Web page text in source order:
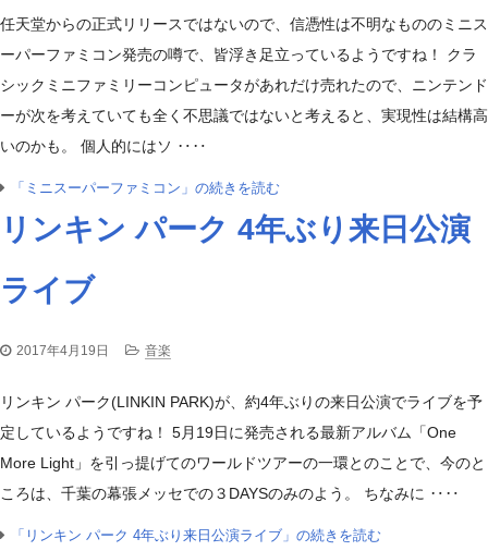
任天堂からの正式リリースではないので、信憑性は不明なもののミニス
ーパーファミコン発売の噂で、皆浮き足立っているようですね！ クラ
シックミニファミリーコンピュータがあれだけ売れたので、ニンテンド
ーが次を考えていても全く不思議ではないと考えると、実現性は結構高
いのかも。 個人的にはソ ‥‥
「ミニスーパーファミコン」の続きを読む
リンキン パーク 4年ぶり来日公演
ライブ
2017年4月19日 音楽
リンキン パーク(LINKIN PARK)が、約4年ぶりの来日公演でライブを予
定しているようですね！ 5月19日に発売される最新アルバム「One
More Light」を引っ提げてのワールドツアーの一環とのことで、今のと
ころは、千葉の幕張メッセでの３DAYSのみのよう。 ちなみに ‥‥
「リンキン パーク 4年ぶり来日公演ライブ」の続きを読む